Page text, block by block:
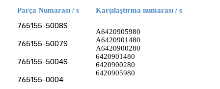
Parça Numarası / s
765155-5008S
765155-5007S
765155-5004S
765155-0004
Karşılaştırma numarası / s
A6420905980
A6420901480
A6420900280
6420901480
6420900280
6420905980